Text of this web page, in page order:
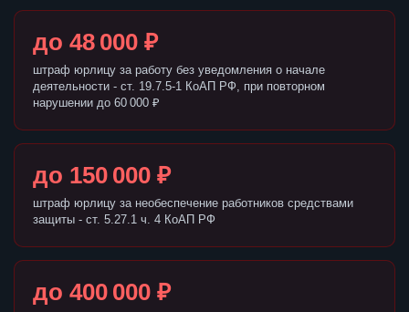
до 48 000 ₽
штраф юрлицу за работу без уведомления о начале
деятельности - ст. 19.7.5-1 КоАП РФ, при повторном
нарушении до 60 000 ₽
до 150 000 ₽
штраф юрлицу за необеспечение работников средствами
защиты - ст. 5.27.1 ч. 4 КоАП РФ
до 400 000 ₽